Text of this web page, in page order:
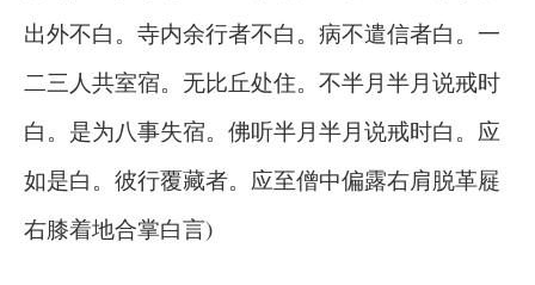
出外不白。寺内余行者不白。病不遣信者白。一
二三人共室宿。无比丘处住。不半月半月说戒时
白。是为八事失宿。佛听半月半月说戒时白。应
如是白。彼行覆藏者。应至僧中偏露右肩脱革屣
右膝着地合掌白言)